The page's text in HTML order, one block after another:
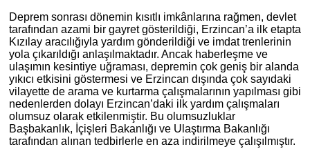
Deprem sonrası dönemin kısıtlı imkânlarına rağmen, devlet
tarafından azami bir gayret gösterildiği, Erzincan’a ilk etapta
Kızılay aracılığıyla yardım gönderildiği ve imdat trenlerinin
yola çıkarıldığı anlaşılmaktadır. Ancak haberleşme ve
ulaşımın kesintiye uğraması, depremin çok geniş bir alanda
yıkıcı etkisini göstermesi ve Erzincan dışında çok sayıdaki
vilayette de arama ve kurtarma çalışmalarının yapılması gibi
nedenlerden dolayı Erzincan’daki ilk yardım çalışmaları
olumsuz olarak etkilenmiştir. Bu olumsuzluklar
Başbakanlık, İçişleri Bakanlığı ve Ulaştırma Bakanlığı
tarafından alınan tedbirlerle en aza indirilmeye çalışılmıştır.